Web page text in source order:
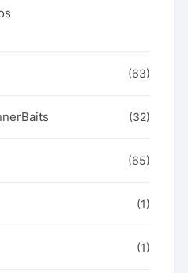
(63)
(32)
(65)
(1)
(1)